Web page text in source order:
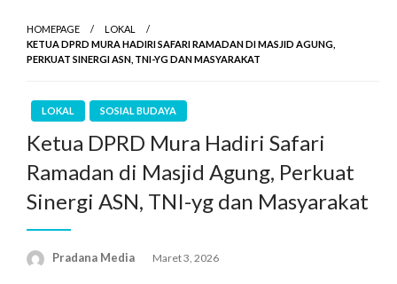
HOMEPAGE
LOKAL
KETUA DPRD MURA HADIRI SAFARI RAMADAN DI MASJID AGUNG,
PERKUAT SINERGI ASN, TNI-YG DAN MASYARAKAT
LOKAL SOSIAL BUDAYA
Ketua DPRD Mura Hadiri Safari
Ramadan di Masjid Agung, Perkuat
Sinergi ASN, TNI-yg dan Masyarakat
Pradana Media Maret 3, 2026